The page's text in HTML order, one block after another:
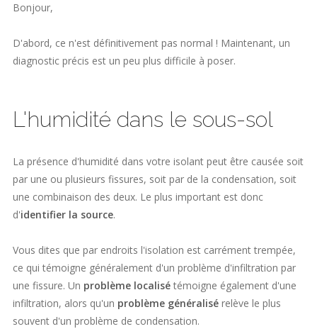
Bonjour,
D'abord, ce n'est définitivement pas normal ! Maintenant, un
diagnostic précis est un peu plus difficile à poser.
L'humidité dans le sous-sol
La présence d'humidité dans votre isolant peut être causée soit
par une ou plusieurs fissures, soit par de la condensation, soit
une combinaison des deux. Le plus important est donc
d'identifier la source.
Vous dites que par endroits l'isolation est carrément trempée,
ce qui témoigne généralement d'un problème d'infiltration par
une fissure. Un problème localisé témoigne également d'une
infiltration, alors qu'un problème généralisé relève le plus
souvent d'un problème de condensation.